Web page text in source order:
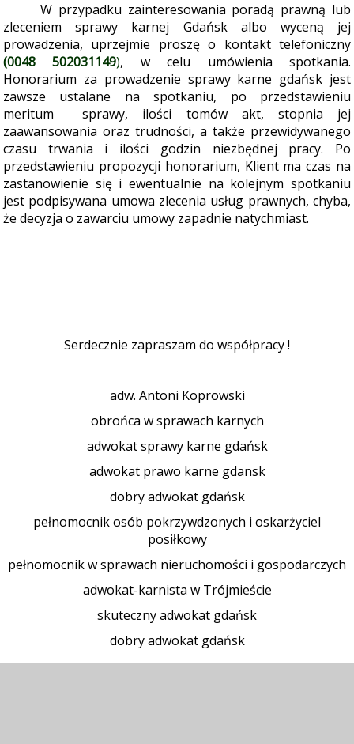
W przypadku zainteresowania poradą prawną lub
zleceniem sprawy karnej Gdańsk albo wyceną jej
prowadzenia, uprzejmie proszę o kontakt telefoniczny
(0048 502031149), w celu umówienia spotkania.
Honorarium za prowadzenie sprawy karne gdańsk jest
zawsze ustalane na spotkaniu, po przedstawieniu
meritum sprawy, ilości tomów akt, stopnia jej
zaawansowania oraz trudności, a także przewidywanego
czasu trwania i ilości godzin niezbędnej pracy. Po
przedstawieniu propozycji honorarium, Klient ma czas na
zastanowienie się i ewentualnie na kolejnym spotkaniu
jest podpisywana umowa zlecenia usług prawnych, chyba,
że decyzja o zawarciu umowy zapadnie natychmiast.
Serdecznie zapraszam do współpracy !
adw. Antoni Koprowski
obrońca w sprawach karnych
adwokat sprawy karne gdańsk
adwokat prawo karne gdansk
dobry adwokat gdańsk
pełnomocnik osób pokrzywdzonych i oskarżyciel
posiłkowy
pełnomocnik w sprawach nieruchomości i gospodarczych
adwokat-karnista w Trójmieście
skuteczny adwokat gdańsk
dobry adwokat gdańsk